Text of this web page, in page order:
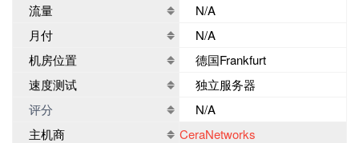
流量
N/A
月付
N/A
机房位置
德国Frankfurt
速度测试
独立服务器
评分
N/A
主机商
CeraNetworks